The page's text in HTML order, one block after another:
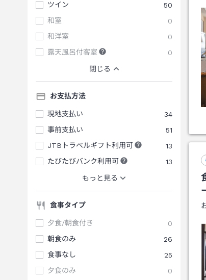
ツイン
50
和室
0
和洋室
0
露天風呂付客室
0
閉じる
お支払方法
現地支払い
34
事前支払い
51
JTBトラベルギフト利用可
13
たびたびバンク利用可
13
もっと見る
食事タイプ
夕食/朝食付き
0
朝食のみ
26
食事なし
25
夕食のみ
0